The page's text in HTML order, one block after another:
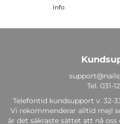
Info
Tel. 031-
Telefontid kundsupport v. 32-
Vi rekommenderar alltid mejl
är det säkraste sättet att nå